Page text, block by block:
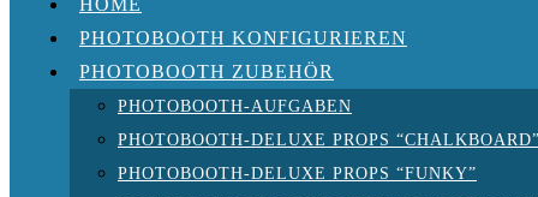
HOME
PHOTOBOOTH KONFIGURIEREN
PHOTOBOOTH ZUBEHÖR
PHOTOBOOTH-AUFGABEN
PHOTOBOOTH-DELUXE PROPS
PHOTOBOOTH-DELUXE PROPS “FUNKY”